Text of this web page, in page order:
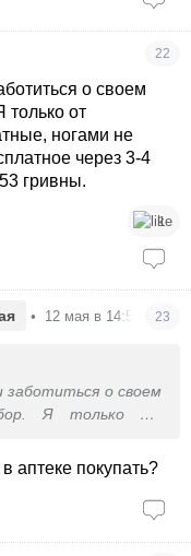
22
о своем
от
ногами не
через 3-4
гривны.
1
• 12 мая в 14:53 23
о своем
Я только от
через 3-4
аптеке покупать?